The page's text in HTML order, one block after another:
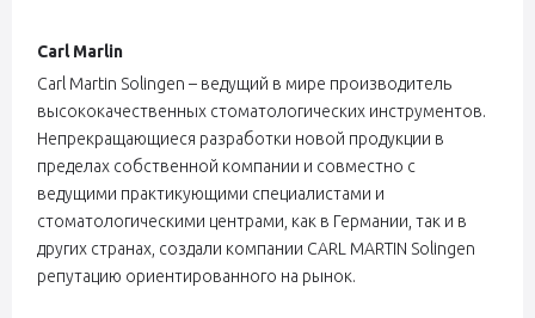
Carl Marlin
Carl Martin Solingen – ведущий в мире производитель
высококачественных стоматологических инструментов.
Непрекращающиеся разработки новой продукции в
пределах собственной компании и совместно с
ведущими практикующими специалистами и
стоматологическими центрами, как в Германии, так и в
других странах, создали компании CARL MARTIN Solingen
репутацию ориентированного на рынок.